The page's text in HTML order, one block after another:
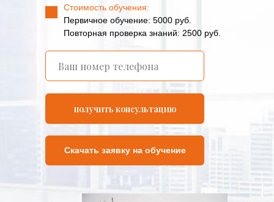
Стоимость обучения:
Первичное обучение: 5000 руб.
Повторная проверка знаний: 2500 руб.
получить консультацию
Скачать заявку на обучение